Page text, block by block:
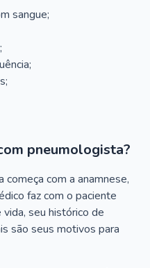
sangue;
pneumologista?
com a anamnese,
faz com o paciente
seu histórico de
são seus motivos para